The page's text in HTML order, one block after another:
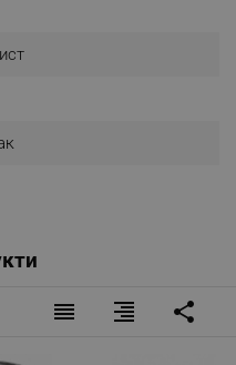
reorder format_align_right share